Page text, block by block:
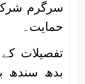
سرگرم
حمایت۔
بدھ سندھ